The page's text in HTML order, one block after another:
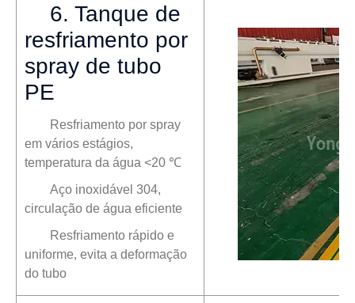
6. Tanque de
resfriamento por
spray de tubo
PE
Resfriamento por spray
em vários estágios,
temperatura da água <20 ℃
Aço inoxidável 304,
circulação de água eficiente
Resfriamento rápido e
uniforme, evita a deformação
do tubo